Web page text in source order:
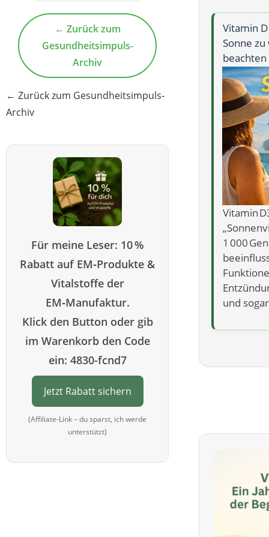
← Zurück zum
Gesundheitsimpuls-
Archiv
← Zurück zum Gesundheitsimpuls-
Archiv
Für meine Leser: 10 %
Rabatt auf EM‑Produkte &
Vitalstoffe der
EM‑Manufaktur.
Klick den Button oder gib
im Warenkorb den Code
ein: 4830-fcnd7
Jetzt Rabatt sichern
(Affiliate-Link – du sparst, ich werde
unterstützt)
Vitamin
Sonne
Vitamin
1 000
und